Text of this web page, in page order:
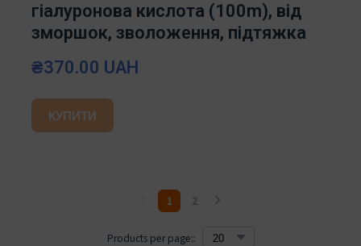
гіалуронова кислота (100m), від
зморшок, зволоження, підтяжка
₴370.00 UAH
КУПИТИ
Products per page::
1 2